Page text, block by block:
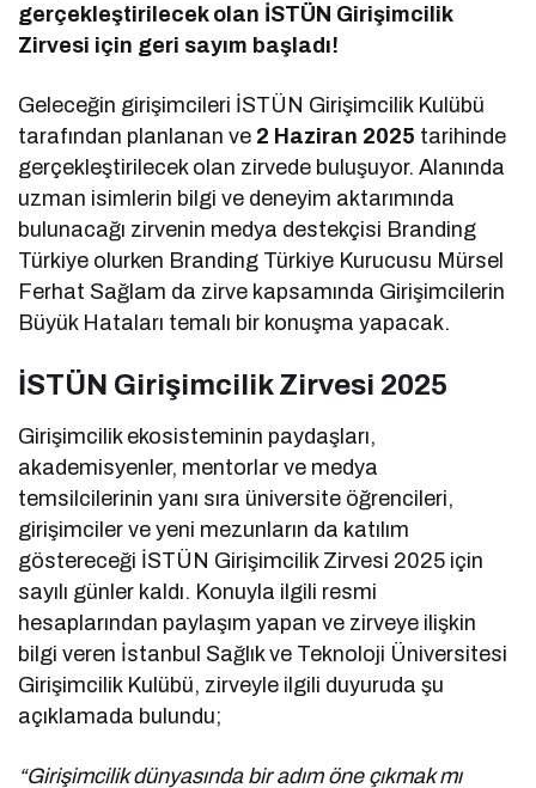
gerçekleştirilecek olan İSTÜN Girişimcilik
Zirvesi için geri sayım başladı!
Geleceğin girişimcileri İSTÜN Girişimcilik Kulübü
tarafından planlanan ve 2 Haziran 2025 tarihinde
gerçekleştirilecek olan zirvede buluşuyor. Alanında
uzman isimlerin bilgi ve deneyim aktarımında
bulunacağı zirvenin medya destekçisi Branding
Türkiye olurken Branding Türkiye Kurucusu Mürsel
Ferhat Sağlam da zirve kapsamında Girişimcilerin
Büyük Hataları temalı bir konuşma yapacak.
İSTÜN Girişimcilik Zirvesi 2025
Girişimcilik ekosisteminin paydaşları,
akademisyenler, mentorlar ve medya
temsilcilerinin yanı sıra üniversite öğrencileri,
girişimciler ve yeni mezunların da katılım
göstereceği İSTÜN Girişimcilik Zirvesi 2025 için
sayılı günler kaldı. Konuyla ilgili resmi
hesaplarından paylaşım yapan ve zirveye ilişkin
bilgi veren İstanbul Sağlık ve Teknoloji Üniversitesi
Girişimcilik Kulübü, zirveyle ilgili duyuruda şu
açıklamada bulundu;
“Girişimcilik dünyasında bir adım öne çıkmak mı